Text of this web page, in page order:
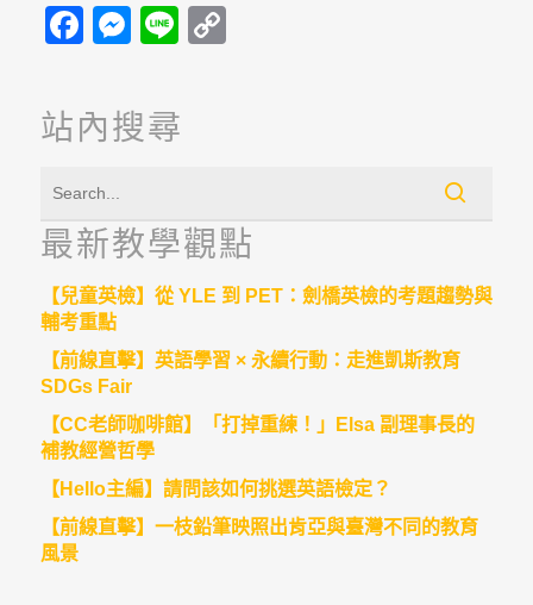
Facebook
Messenger
Line
站內搜尋
最新教學觀點
【兒童英檢】從 YLE 到 PET：劍橋英檢的考題趨勢與
輔考重點
【前線直擊】英語學習 × 永續行動：走進凱斯教育
SDGs Fair
【CC老師咖啡館】「打掉重練！」Elsa 副理事長的
補教經營哲學
【Hello主編】請問該如何挑選英語檢定？
【前線直擊】一枝鉛筆映照出肯亞與臺灣不同的教育
風景